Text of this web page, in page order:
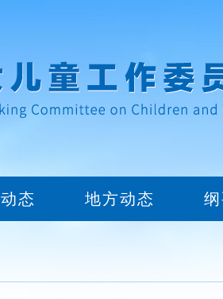
态 地方动态